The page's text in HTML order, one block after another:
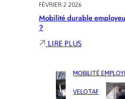
FÉVRIER 2 2026
Mobilité durable
?
LIRE PLUS:
EMPLOYEUR
ET
MOBILITÉ
VELOTAF